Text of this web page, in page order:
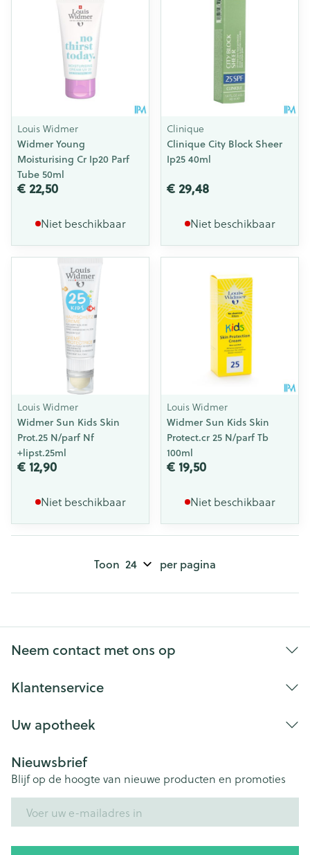
Louis Widmer
Widmer Young
Moisturising Cr Ip20 Parf
Tube 50ml
€ 22,50
Niet beschikbaar
Clinique
Clinique City Block Sheer
Ip25 40ml
€ 29,48
Niet beschikbaar
Louis Widmer
Widmer Sun Kids Skin
Prot.25 N/parf Nf
+lipst.25ml
€ 12,90
Niet beschikbaar
Louis Widmer
Widmer Sun Kids Skin
Protect.cr 25 N/parf Tb
100ml
€ 19,50
Niet beschikbaar
Toon per pagina
Neem contact met ons op
Klantenservice
Uw apotheek
Nieuwsbrief
Blijf op de hoogte van nieuwe producten en promoties